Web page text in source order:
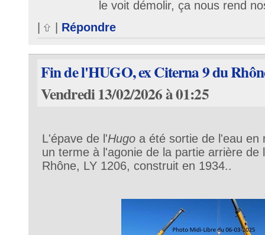
le voit démolir, ça nous rend
|
| Répondre
Fin de l'HUGO, ex Citerna 9 du
Vendredi 13/02/2026 à 01:25
L'épave de l'Hugoa été sortie de l'eau en
un terme à l'agonie de la partie arrière de
Rhône, LY 1206, construit en 1934..